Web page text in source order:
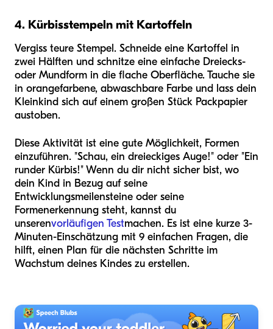
4. Kürbisstempeln mit Kartoffeln
Vergiss teure Stempel. Schneide eine Kartoffel in
zwei Hälften und schnitze eine einfache Dreiecks-
oder Mundform in die flache Oberfläche. Tauche sie
in orangefarbene, abwaschbare Farbe und lass dein
Kleinkind sich auf einem großen Stück Packpapier
austoben.
Diese Aktivität ist eine gute Möglichkeit, Formen
einzuführen. "Schau, ein dreieckiges Auge!" oder "Ein
runder Kürbis!" Wenn du dir nicht sicher bist, wo
dein Kind in Bezug auf seine
Entwicklungsmeilensteine oder seine
Formenerkennung steht, kannst du
unserenvorläufigen Testmachen. Es ist eine kurze 3-
Minuten-Einschätzung mit 9 einfachen Fragen, die
hilft, einen Plan für die nächsten Schritte im
Wachstum deines Kindes zu erstellen.